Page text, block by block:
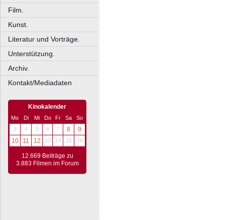
Film.
Kunst.
Literatur und Vorträge.
Unterstützung.
Archiv.
Kontakt/Mediadaten
Kinokalender
Mo Di Mi Do Fr Sa
So
3
4 5 6 7 8
9
10
11 12 13 14 15 16
12.669 Beiträge zu
3.883 Filmen im Forum